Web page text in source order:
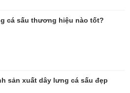
cá sấu thương hiệu nào tốt?
sản xuất dây lưng cá sấu đẹp